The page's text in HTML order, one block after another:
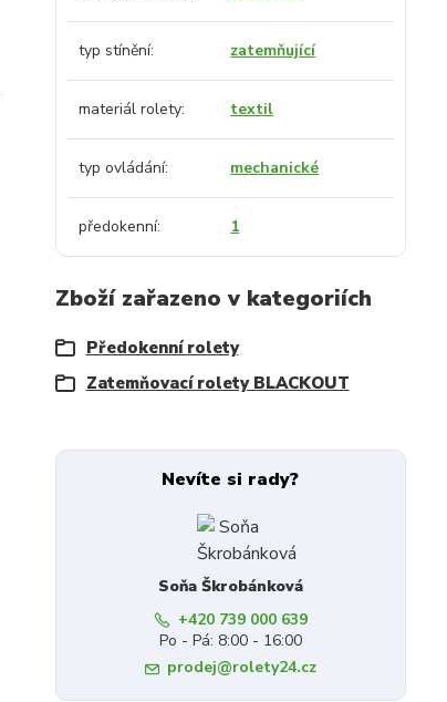
typ stínění zatemňující
materiál rolety textil
typ ovládání mechanické
předokenní 1
Zboží zařazeno v kategoriích
Předokenní rolety
Zatemňovací rolety BLACKOUT
Nevíte si rady?
Soňa Škrobánková
+420 739 000 639
Po - Pá: 8:00 - 16:00
prodej@rolety24.cz